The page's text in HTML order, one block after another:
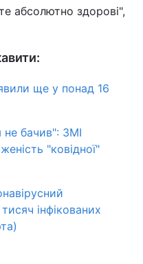
абсолютно здорові",
ще у понад 16
не бачив": ЗМІ
"ковідної"
інфікованих